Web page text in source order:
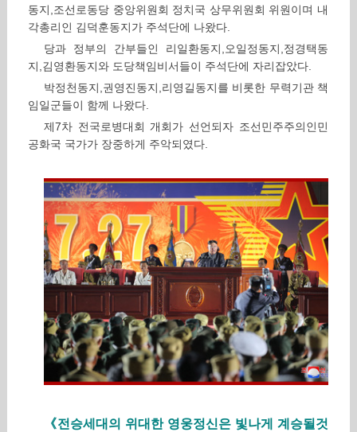
동지,조선로동당 중앙위원회 정치국 상무위원회 위원이며 내
각총리인 김덕훈동지가 주석단에 나왔다.
당과 정부의 간부들인 리일환동지,오일정동지,정경택동
지,김영환동지와 도당책임비서들이 주석단에 자리잡았다.
박정천동지,권영진동지,리영길동지를 비롯한 무력기관 책
임일군들이 함께 나왔다.
제7차 전국로병대회 개회가 선언되자 조선민주주의인민
공화국 국가가 장중하게 주악되였다.
《전승세대의 위대한 영웅정신은 빛나게 계승될것